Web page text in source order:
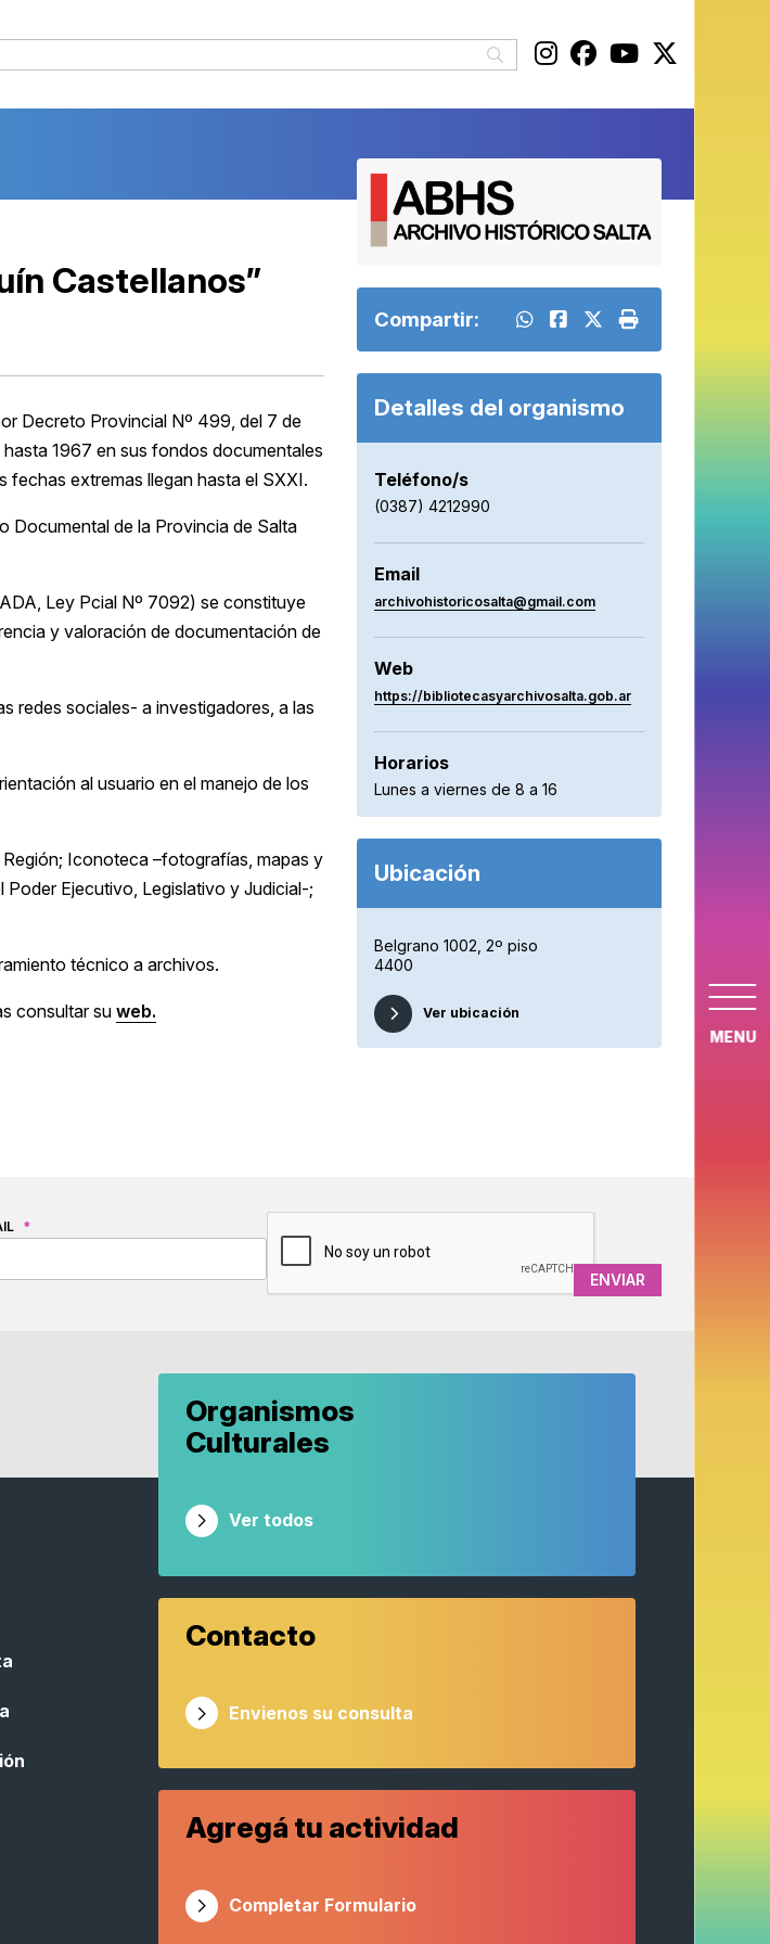
MENU
Castellanos”
Decreto Provincial Nº 499, del 7 de
1967 en sus fondos documentales
extremas llegan hasta el SXXI.
Documental de la Provincia de Salta
Ley Pcial Nº 7092) se constituye
y valoración de documentación de
redes sociales- a investigadores, a las
al usuario en el manejo de los
Iconoteca –fotografías, mapas y
Ejecutivo, Legislativo y Judicial-;
técnico a archivos.
consultar su web.
Compartir:
Detalles del organismo
Teléfono/s
(0387) 4212990
Email
archivohistoricosalta@gmail.com
Web
https://bibliotecasyarchivosalta.gob.ar
Horarios
Lunes a viernes de 8 a 16
Ubicación
Belgrano 1002, 2º piso
4400
Ver ubicación
*
Organismos
Culturales
Ver todos
Contacto
Envienos su consulta
Agregá tu actividad
Completar Formulario